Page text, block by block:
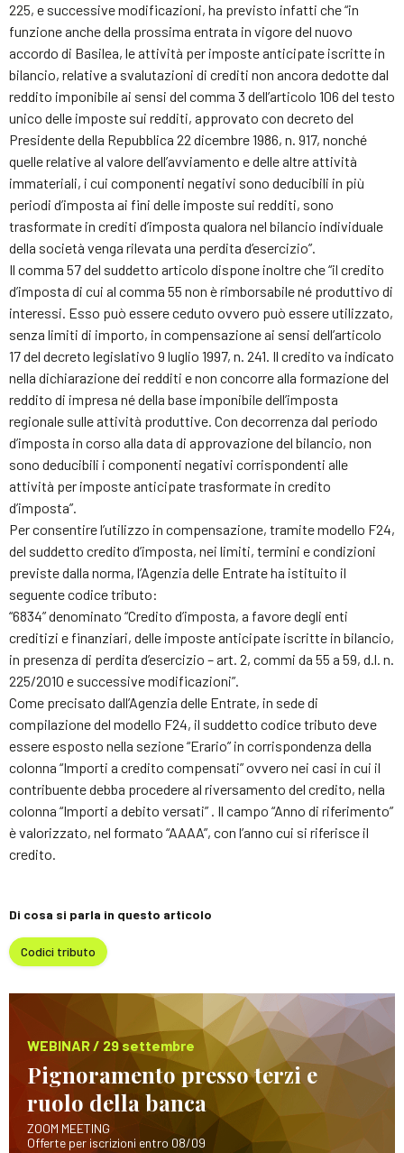
225, e successive modificazioni, ha previsto infatti che “in
funzione anche della prossima entrata in vigore del nuovo
accordo di Basilea, le attività per imposte anticipate iscritte in
bilancio, relative a svalutazioni di crediti non ancora dedotte dal
reddito imponibile ai sensi del comma 3 dell’articolo 106 del testo
unico delle imposte sui redditi, approvato con decreto del
Presidente della Repubblica 22 dicembre 1986, n. 917, nonché
quelle relative al valore dell’avviamento e delle altre attività
immateriali, i cui componenti negativi sono deducibili in più
periodi d’imposta ai fini delle imposte sui redditi, sono
trasformate in crediti d’imposta qualora nel bilancio individuale
della società venga rilevata una perdita d’esercizio”.
Il comma 57 del suddetto articolo dispone inoltre che “il credito
d’imposta di cui al comma 55 non è rimborsabile né produttivo di
interessi. Esso può essere ceduto ovvero può essere utilizzato,
senza limiti di importo, in compensazione ai sensi dell’articolo
17 del decreto legislativo 9 luglio 1997, n. 241. Il credito va indicato
nella dichiarazione dei redditi e non concorre alla formazione del
reddito di impresa né della base imponibile dell’imposta
regionale sulle attività produttive. Con decorrenza dal periodo
d’imposta in corso alla data di approvazione del bilancio, non
sono deducibili i componenti negativi corrispondenti alle
attività per imposte anticipate trasformate in credito
d’imposta”.
Per consentire l’utilizzo in compensazione, tramite modello F24,
del suddetto credito d’imposta, nei limiti, termini e condizioni
previste dalla norma, l’Agenzia delle Entrate ha istituito il
seguente codice tributo:
“6834” denominato “Credito d’imposta, a favore degli enti
creditizi e finanziari, delle imposte anticipate iscritte in bilancio,
in presenza di perdita d’esercizio – art. 2, commi da 55 a 59, d.l. n.
225/2010 e successive modificazioni”.
Come precisato dall’Agenzia delle Entrate, in sede di
compilazione del modello F24, il suddetto codice tributo deve
essere esposto nella sezione “Erario” in corrispondenza della
colonna “Importi a credito compensati” ovvero nei casi in cui il
contribuente debba procedere al riversamento del credito, nella
colonna “Importi a debito versati” . Il campo “Anno di riferimento”
è valorizzato, nel formato “AAAA”, con l’anno cui si riferisce il
credito.
Di cosa si parla in questo articolo
Codici tributo
WEBINAR / 29 settembre
Pignoramento presso terzi e
ruolo della banca
ZOOM MEETING
Offerte per iscrizioni entro 08/09